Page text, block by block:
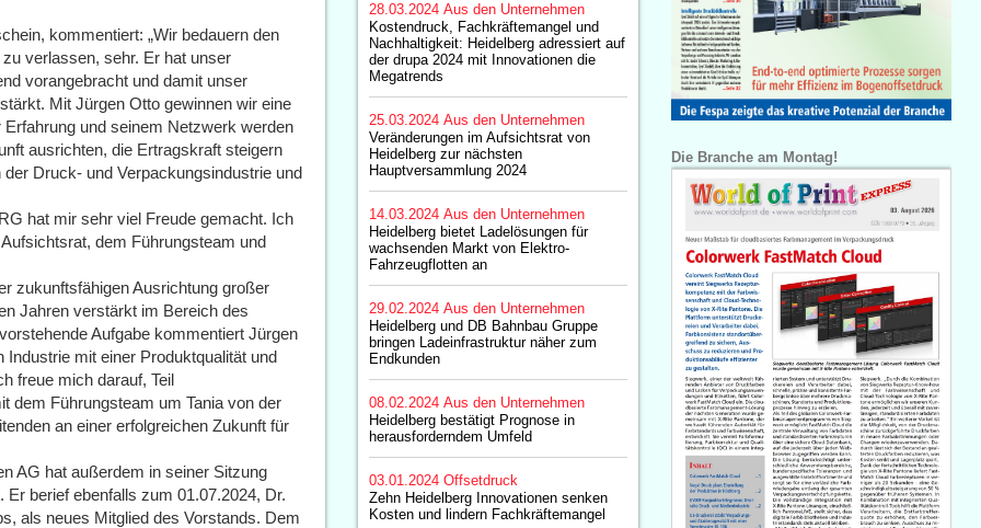
kommentiert: „Wir bedauern den
verlassen, sehr. Er hat unser
vorangebracht und damit unser
Mit Jürgen Otto gewinnen wir eine
und seinem Netzwerk werden
ausrichten, die Ertragskraft steigern
Druck- und Verpackungsindustrie und
hat mir sehr viel Freude gemacht. Ich
dem Führungsteam und
zukunftsfähigen Ausrichtung großer
Jahren verstärkt im Bereich des
Aufgabe kommentiert Jürgen
mit einer Produktqualität und
freue mich darauf, Teil
dem Führungsteam um Tania von der
an einer erfolgreichen Zukunft für
AG hat außerdem in seiner Sitzung
berief ebenfalls zum 01.07.2024, Dr.
als neues Mitglied des Vorstands. Dem
28.03.2024 Aus den Unternehmen
Kostendruck, Fachkräftemangel und
Nachhaltigkeit: Heidelberg adressiert auf
der drupa 2024 mit Innovationen die
Megatrends
25.03.2024 Aus den Unternehmen
Veränderungen im Aufsichtsrat von
Heidelberg zur nächsten
Hauptversammlung 2024
14.03.2024 Aus den Unternehmen
Heidelberg bietet Ladelösungen für
wachsenden Markt von Elektro-
Fahrzeugflotten an
29.02.2024 Aus den Unternehmen
Heidelberg und DB Bahnbau Gruppe
bringen Ladeinfrastruktur näher zum
Endkunden
08.02.2024 Aus den Unternehmen
Heidelberg bestätigt Prognose in
herausforderndem Umfeld
03.01.2024 Offsetdruck
Zehn Heidelberg Innovationen senken
Kosten und lindern Fachkräftemangel
Die Branche am Montag!